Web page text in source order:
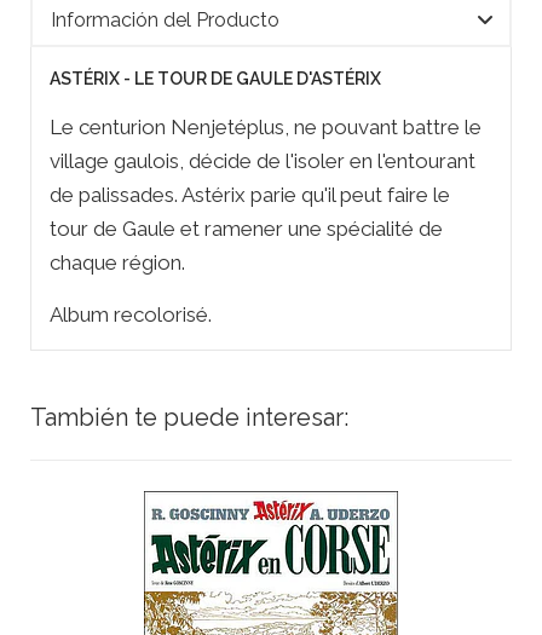
Información del Producto
ASTÉRIX - LE TOUR DE GAULE D'ASTÉRIX
Le centurion Nenjetéplus, ne pouvant battre le
village gaulois, décide de l'isoler en l'entourant
de palissades. Astérix parie qu'il peut faire le
tour de Gaule et ramener une spécialité de
chaque région.
Album recolorisé.
También te puede interesar: